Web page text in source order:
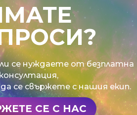
се нуждаете от безплатна
се свържете с нашия екип.
СЕ С НАС